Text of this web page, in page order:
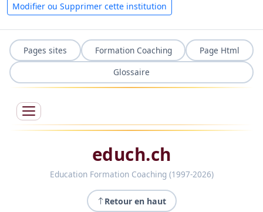
Modifier ou Supprimer cette institution
Pages sites Formation Coaching
Page Html
Glossaire
educh.ch
Education Formation Coaching (1997-2026)
Retour en haut